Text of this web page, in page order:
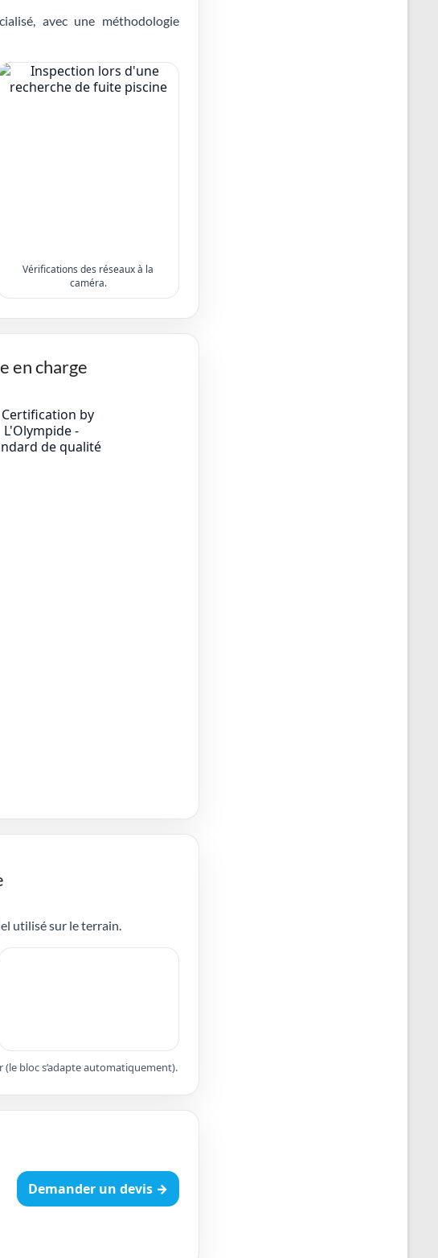
avec une méthodologie
Vérifications des réseaux à la
caméra.
en charge
utilisé sur le terrain.
bloc s’adapte automatiquement).
Demander un devis →